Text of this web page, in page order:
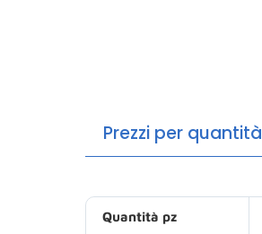
Prezzi per quantità
Quantità pz